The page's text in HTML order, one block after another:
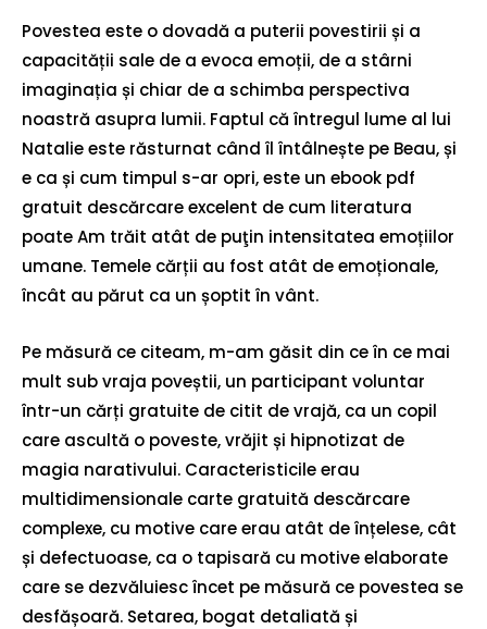
Povestea este o dovadă a puterii povestirii și a
capacității sale de a evoca emoții, de a stârni
imaginația și chiar de a schimba perspectiva
noastră asupra lumii. Faptul că întregul lume al lui
Natalie este răsturnat când îl întâlnește pe Beau, și
e ca și cum timpul s-ar opri, este un ebook pdf
gratuit descărcare excelent de cum literatura
poate Am trăit atât de puţin intensitatea emoțiilor
umane. Temele cărții au fost atât de emoționale,
încât au părut ca un șoptit în vânt.
Pe măsură ce citeam, m-am găsit din ce în ce mai
mult sub vraja poveștii, un participant voluntar
într-un cărți gratuite de citit de vrajă, ca un copil
care ascultă o poveste, vrăjit și hipnotizat de
magia narativului. Caracteristicile erau
multidimensionale carte gratuită descărcare
complexe, cu motive care erau atât de înțelese, cât
și defectuoase, ca o tapisară cu motive elaborate
care se dezvăluiesc încet pe măsură ce povestea se
desfășoară. Setarea, bogat detaliată și